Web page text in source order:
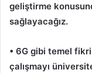
geliştirme
sağlayacağız.
• 6G gibi temel
çalışmayı